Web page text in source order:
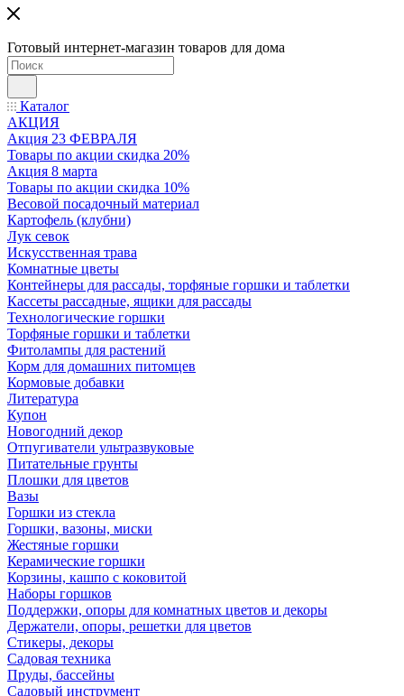
Готовый интернет-магазин товаров для дома
Каталог
АКЦИЯ
Акция 23 ФЕВРАЛЯ
Товары по акции скидка 20%
Акция 8 марта
Товары по акции скидка 10%
Весовой посадочный материал
Картофель (клубни)
Лук севок
Искусственная трава
Комнатные цветы
Контейнеры для рассады, торфяные горшки и таблетки
Кассеты рассадные, ящики для рассады
Технологические горшки
Торфяные горшки и таблетки
Фитолампы для растений
Корм для домашних питомцев
Кормовые добавки
Литература
Купон
Новогодний декор
Отпугиватели ультразвуковые
Питательные грунты
Плошки для цветов
Вазы
Горшки из стекла
Горшки, вазоны, миски
Жестяные горшки
Керамические горшки
Корзины, кашпо с коковитой
Наборы горшков
Поддержки, опоры для комнатных цветов и декоры
Держатели, опоры, решетки для цветов
Стикеры, декоры
Садовая техника
Пруды, бассейны
Садовый инструмент